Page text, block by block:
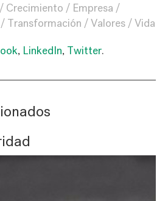
Crecimiento
Empresa
Transformación Valores Vida
, LinkedIn, Twitter.